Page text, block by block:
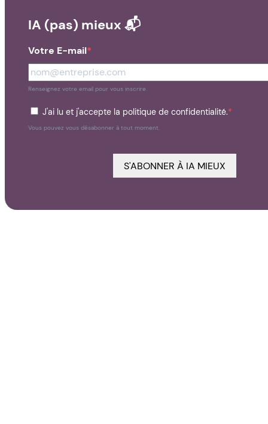
IA (pas) mieux 📬
Votre E-mail
Renseignez votre email pour vous inscrire.
J'ai lu et j'accepte la politique de confidentialité.
Vous pouvez vous désabonner à tout moment.
S'ABONNER À IA MIEUX